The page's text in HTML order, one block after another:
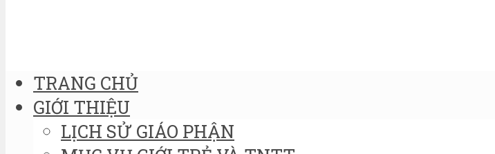
TRANG CHỦ
GIỚI THIỆU
LỊCH SỬ GIÁO PHẬN